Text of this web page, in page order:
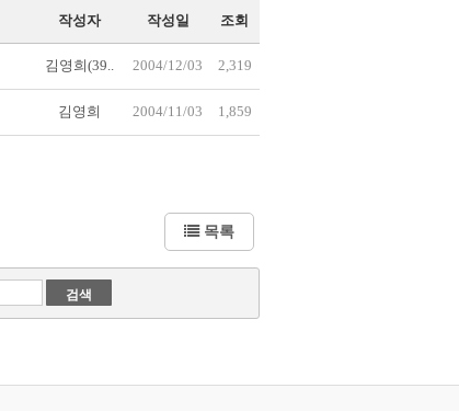
작성자 작성일 조회
김영희(39.. 2004/12/03 2,319
김영희 2004/11/03 1,859
목록